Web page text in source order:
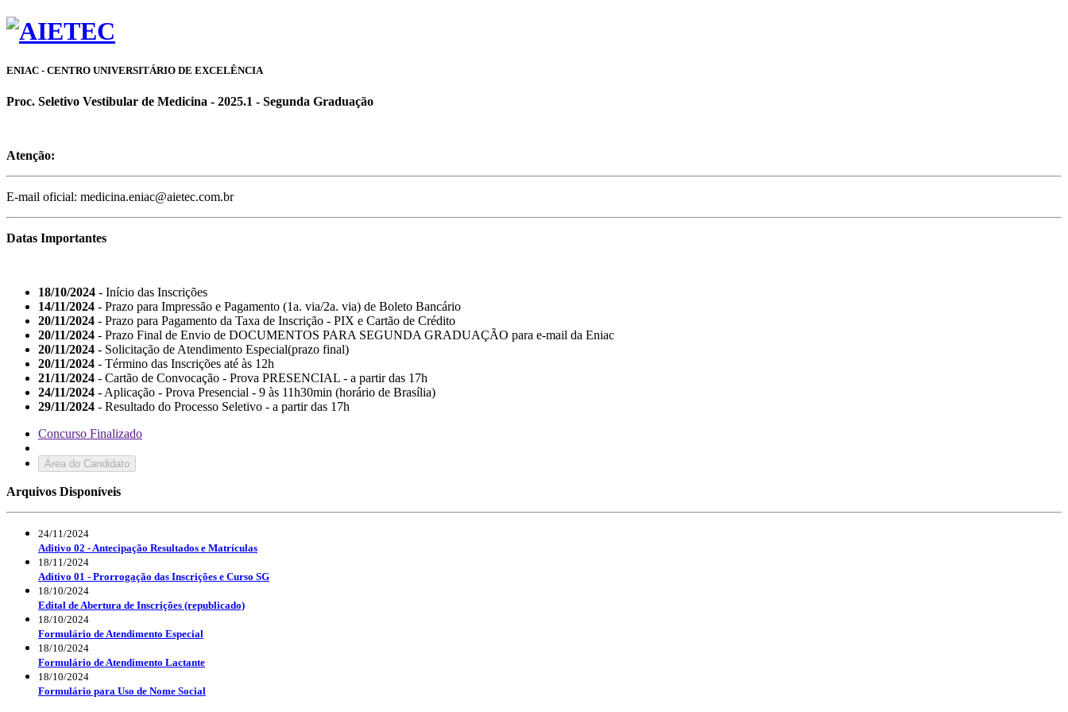
ENIAC - CENTRO UNIVERSITÁRIO DE EXCELÊNCIA
Proc. Seletivo Vestibular de Medicina - 2025.1 - Segunda Graduação
Atenção:
E-mail oficial: medicina.eniac@aietec.com.br
Datas Importantes
18/10/2024 - Início das Inscrições
14/11/2024 - Prazo para Impressão e Pagamento (1a. via/2a. via) de Boleto Bancário
20/11/2024 - Prazo para Pagamento da Taxa de Inscrição - PIX e Cartão de Crédito
20/11/2024 - Prazo Final de Envio de DOCUMENTOS PARA SEGUNDA GRADUAÇÃO para e-mail da Eniac
20/11/2024 - Solicitação de Atendimento Especial(prazo final)
20/11/2024 - Término das Inscrições até às 12h
21/11/2024 - Cartão de Convocação - Prova PRESENCIAL - a partir das 17h
24/11/2024 - Aplicação - Prova Presencial - 9 às 11h30min (horário de Brasília)
29/11/2024 - Resultado do Processo Seletivo - a partir das 17h
Concurso Finalizado
Área do Candidato
Arquivos Disponíveis
24/11/2024
Aditivo 02 - Antecipação Resultados e Matrículas
18/11/2024
Aditivo 01 - Prorrogação das Inscrições e Curso SG
18/10/2024
Edital de Abertura de Inscrições (republicado)
18/10/2024
Formulário de Atendimento Especial
18/10/2024
Formulário de Atendimento Lactante
18/10/2024
Formulário para Uso de Nome Social